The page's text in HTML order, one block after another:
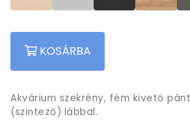
KOSÁRBA
Akvárium szekrény, fém kivető
(szintező) lábbal.